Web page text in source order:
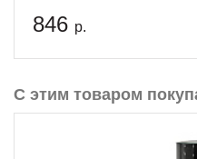
846 р.
С этим товаром